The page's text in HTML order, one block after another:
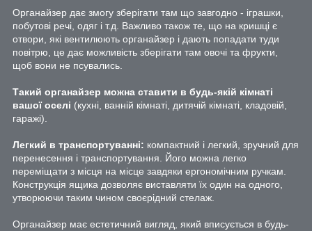
Органайзер дає змогу зберігати там що завгодно - іграшки,
побутові речі, одяг і т.д. Важливо також те, що на кришці є
отвори, які вентилюють органайзер і дають попадати туди
повітрю, це дає можливість зберігати там овочі та фрукти,
щоб вони не псувались.
Такий органайзер можна ставити в будь-якій кімнаті
вашої оселі (кухні, ванній кімнаті, дитячій кімнаті, кладовій,
гаражі).
Легкий в транспортуванні: компактний і легкий, зручний для
перенесення і транспортування. Його можна легко
переміщати з місця на місце завдяки ергономічним ручкам.
Конструкція ящика дозволяє виставляти їх один на одного,
утворюючи таким чином своєрідний стелаж.
Органайзер має естетичний вигляд, який вписується в будь-